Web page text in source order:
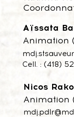
Aïssata
Animation
Cell. : (418)
Nicos
Animation